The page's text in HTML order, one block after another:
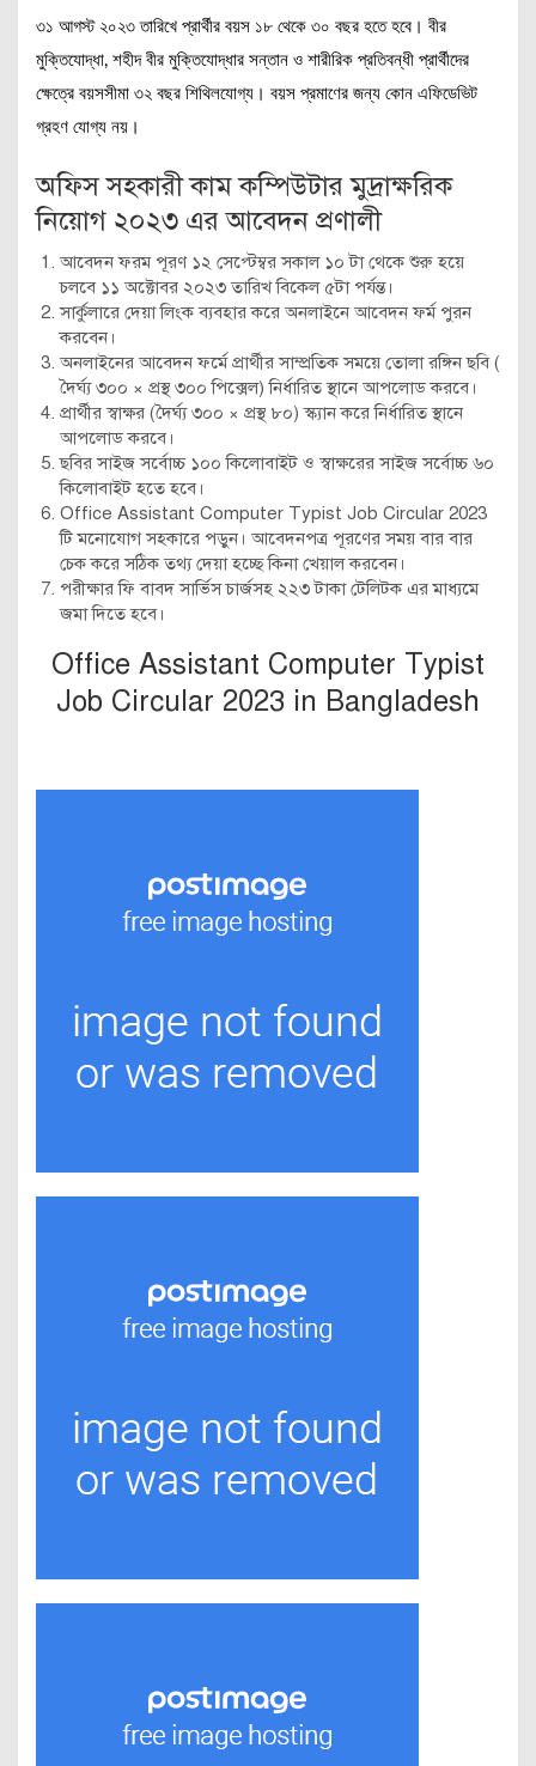
৩১ আগস্ট ২০২৩ তারিখে প্রার্থীর বয়স ১৮ থেকে ৩০ বছর হতে হবে। বীর
মুক্তিযোদ্ধা, শহীদ বীর মুক্তিযোদ্ধার সন্তান ও শারীরিক প্রতিবন্ধী প্রার্থীদের
ক্ষেত্রে বয়সসীমা ৩২ বছর শিথিলযোগ্য। বয়স প্রমাণের জন্য কোন এফিডেভিট
গ্রহণ যোগ্য নয়।
অফিস সহকারী কাম কম্পিউটার মুদ্রাক্ষরিক
নিয়োগ ২০২৩ এর আবেদন প্রণালী
আবেদন ফরম পূরণ ১২ সেপ্টেম্বর সকাল ১০ টা থেকে শুরু হয়ে
চলবে ১১ অক্টোবর ২০২৩ তারিখ বিকেল ৫টা পর্যন্ত।
সার্কুলারে দেয়া লিংক ব্যবহার করে অনলাইনে আবেদন ফর্ম পুরন
করবেন।
অনলাইনের আবেদন ফর্মে প্রার্থীর সাম্প্রতিক সময়ে তোলা রঙ্গিন ছবি (
দৈর্ঘ্য ৩০০ × প্রস্থ ৩০০ পিক্সেল) নির্ধারিত স্থানে আপলোড করবে।
প্রার্থীর স্বাক্ষর (দৈর্ঘ্য ৩০০ × প্রস্থ ৮০) স্ক্যান করে নির্ধারিত স্থানে
আপলোড করবে।
ছবির সাইজ সর্বোচ্চ ১০০ কিলোবাইট ও স্বাক্ষরের সাইজ সর্বোচ্চ ৬০
কিলোবাইট হতে হবে।
Office Assistant Computer Typist Job Circular 2023
টি মনোযোগ সহকারে পড়ুন। আবেদনপত্র পূরণের সময় বার বার
চেক করে সঠিক তথ্য দেয়া হচ্ছে কিনা খেয়াল করবেন।
পরীক্ষার ফি বাবদ সার্ভিস চার্জসহ ২২৩ টাকা টেলিটক এর মাধ্যমে
জমা দিতে হবে।
Office Assistant Computer Typist
Job Circular 2023 in Bangladesh